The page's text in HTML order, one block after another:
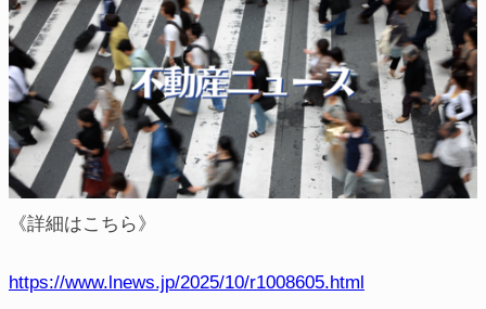
《詳細はこちら》
https://www.lnews.jp/2025/10/r1008605.html